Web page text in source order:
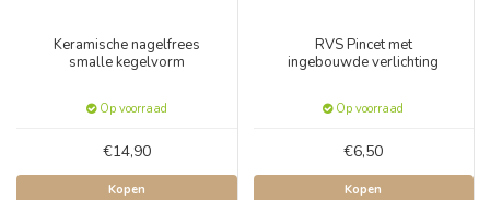
Keramische nagelfrees
smalle kegelvorm
Op voorraad
€14,90
Kopen
RVS Pincet met
ingebouwde verlichting
Op voorraad
€6,50
Kopen